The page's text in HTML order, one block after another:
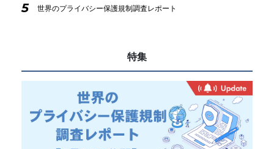
5 世界のプライバシー保護規制調査レポート
特集